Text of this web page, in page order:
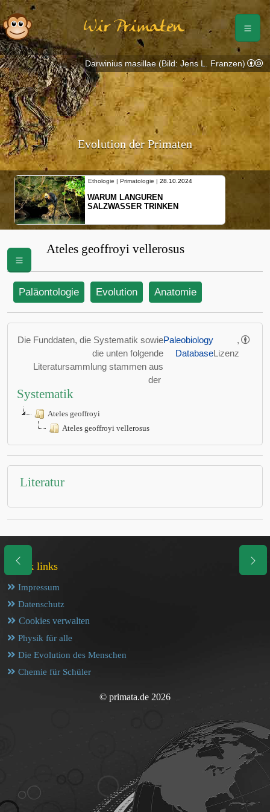
Wir Primaten
Evolution der Primaten
Ethologie | Primatologie | 28.10.2024
WARUM LANGUREN
SALZWASSER TRINKEN
Darwinius masillae (Bild: Jens L. Franzen)
Ateles geoffroyi vellerosus
Paläontologie Evolution Anatomie
Die Funddaten, die Systematik sowie
die unten folgende
Literatursammlung stammen aus
der
Paleobiology
Database
,
Lizenz
Systematik
Ateles geoffroyi
Ateles geoffroyi vellerosus
Literatur
Quick links
Impressum
Datenschutz
Cookies verwalten
Physik für alle
Die Evolution des Menschen
Chemie für Schüler
© primata.de 2026